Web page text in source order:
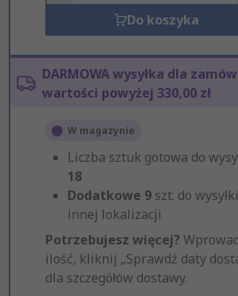
Do koszyka
DARMOWA wysyłka dla
wartości powyżej 330,00 zł
W magazynie
Liczba sztuk gotowa do
18
Dodatkowe 9 szt. do
innej lokalizacji
Potrzebujesz więcej?
ilość, kliknij „Sprawdź daty
dla szczegółów dostawy.